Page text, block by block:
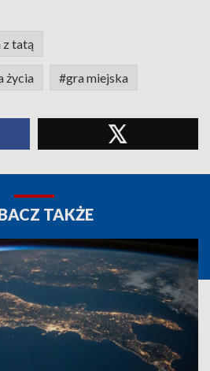
tatą
życia #gra miejska
TAKŻE